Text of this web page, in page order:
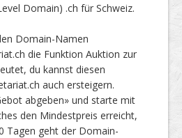
Domain) .ch für Schweiz.
Domain-Namen
die Funktion Auktion zur
du kannst diesen
auch ersteigern.
abgeben» und starte mit
den Mindestpreis erreicht,
Tagen geht der Domain-